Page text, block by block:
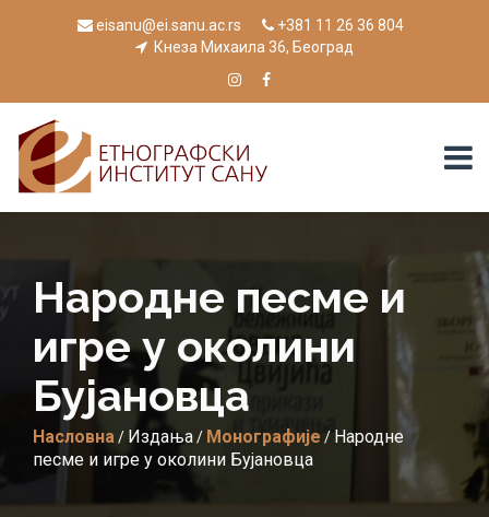
eisanu@ei.sanu.ac.rs
+381 11 26 36 804
Кнеза Михаила 36, Београд
Народне песме и
игре у околини
Бујановца
Насловна/ Издања/ Монографије / Народне
песме и игре у околини Бујановца